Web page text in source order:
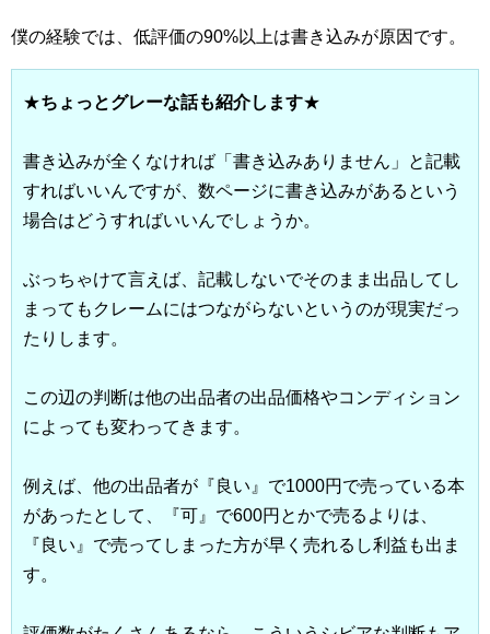
僕の経験では、低評価の90%以上は書き込みが原因です。
★ちょっとグレーな話も紹介します★
書き込みが全くなければ「書き込みありません」と記載
すればいいんですが、数ページに書き込みがあるという
場合はどうすればいいんでしょうか。
ぶっちゃけて言えば、記載しないでそのまま出品してし
まってもクレームにはつながらないというのが現実だっ
たりします。
この辺の判断は他の出品者の出品価格やコンディション
によっても変わってきます。
例えば、他の出品者が『良い』で1000円で売っている本
があったとして、『可』で600円とかで売るよりは、
『良い』で売ってしまった方が早く売れるし利益も出ま
す。